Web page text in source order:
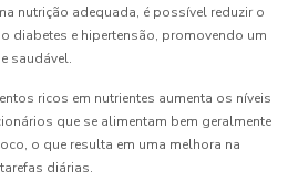
nutrição adequada, é possível reduzir o
diabetes e hipertensão, promovendo um
saudável.
ricos em nutrientes aumenta os níveis
que se alimentam bem geralmente
o que resulta em uma melhora na
diárias.